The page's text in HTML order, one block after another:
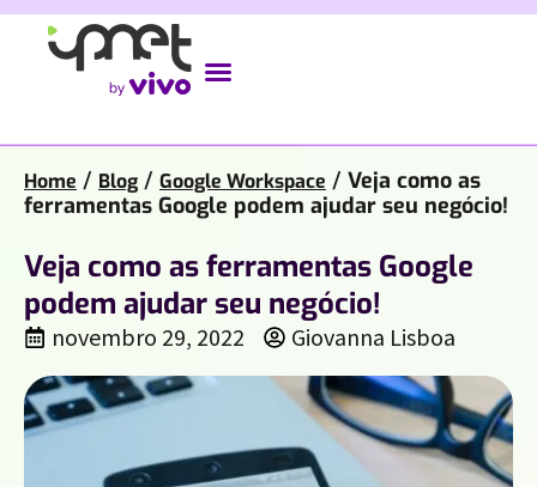
Home / Blog / Google Workspace / Veja como as
ferramentas Google podem ajudar seu negócio!
Veja como as ferramentas Google
podem ajudar seu negócio!
novembro 29, 2022 Giovanna Lisboa